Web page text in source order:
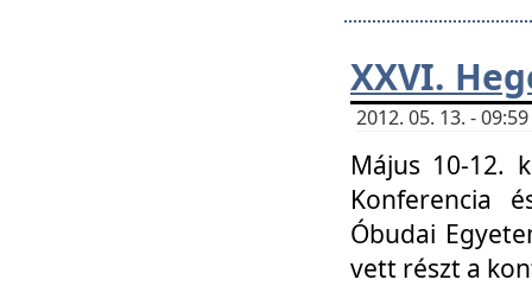
XXVI.
2012. 05. 13. -
Május 10-12.
Konferencia
Óbudai
vett részt a